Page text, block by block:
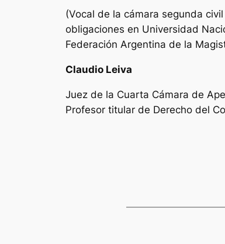
(Vocal de la cámara segunda
obligaciones en Universidad
Federación Argentina de la
Claudio Leiva
Juez de la Cuarta Cámara de
Profesor titular de Derecho del